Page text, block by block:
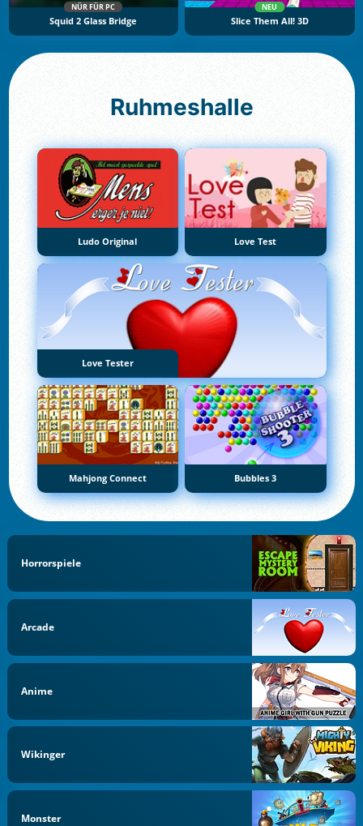
NÜR FÜR PC
Squid 2 Glass Bridge
NEU
Slice Them All! 3D
Ruhmeshalle
Ludo Original Love Test
Love Tester
Mahjong Connect Bubbles 3
Horrorspiele
Arcade
Anime
Wikinger
Monster